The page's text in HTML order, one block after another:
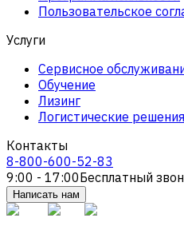
Пользовательское
Услуги
Сервисное
Обучение
Лизинг
Логистические решения
Контакты
8-800-600-52-83
9:00 - 17:00Бесплатный
Написать нам